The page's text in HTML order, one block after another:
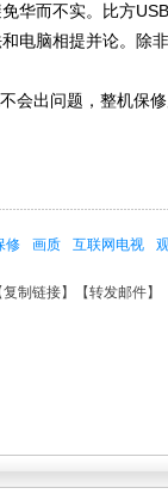
华而不实。比方
电脑相提并论。除非
出问题，整机保修
修 画质 互联网电视
复制链接】【转发邮件】